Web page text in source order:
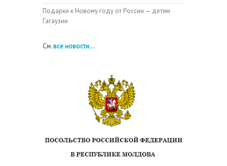
Подарки к Новому году от России — детям
Гагаузии
См.все новости...